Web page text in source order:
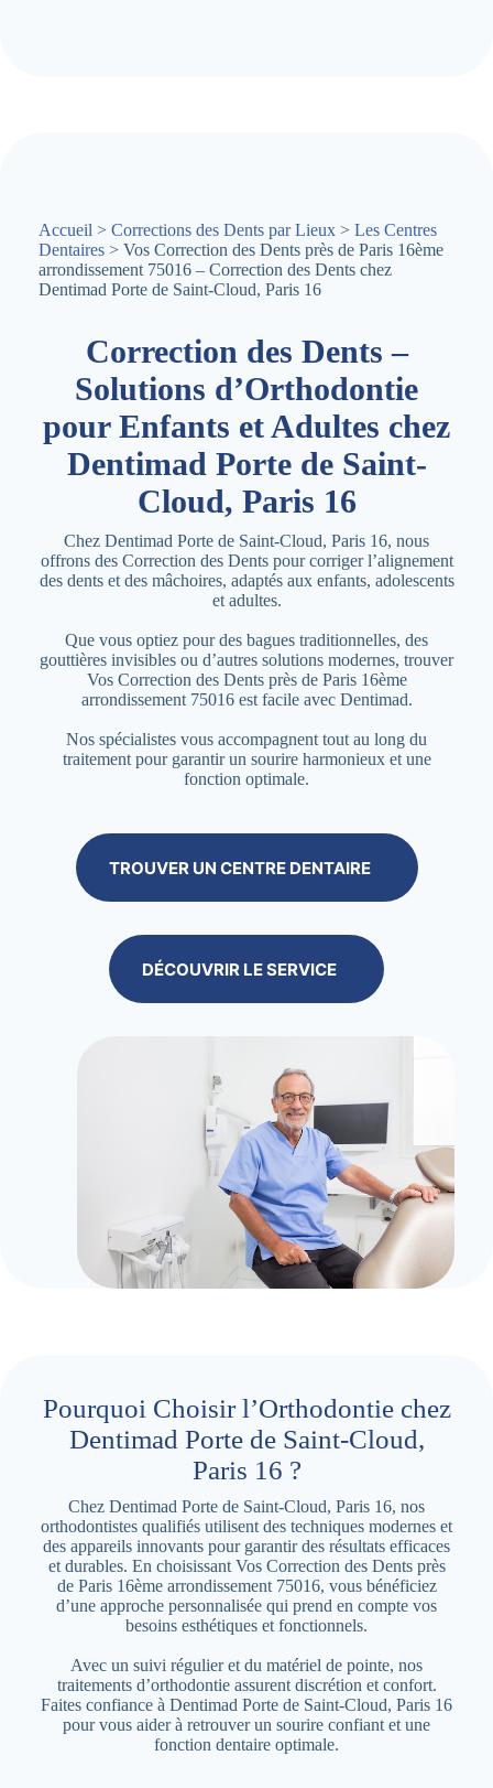
Accueil > Corrections des Dents par Lieux > Les Centres
Dentaires > Vos Correction des Dents près de Paris 16ème
arrondissement 75016 – Correction des Dents chez
Dentimad Porte de Saint-Cloud, Paris 16
Correction des Dents –
Solutions d’Orthodontie
pour Enfants et Adultes chez
Dentimad Porte de Saint-
Cloud, Paris 16
Chez Dentimad Porte de Saint-Cloud, Paris 16, nous
offrons des Correction des Dents pour corriger l’alignement
des dents et des mâchoires, adaptés aux enfants, adolescents
et adultes.
Que vous optiez pour des bagues traditionnelles, des
gouttières invisibles ou d’autres solutions modernes, trouver
Vos Correction des Dents près de Paris 16ème
arrondissement 75016 est facile avec Dentimad.
Nos spécialistes vous accompagnent tout au long du
traitement pour garantir un sourire harmonieux et une
fonction optimale.
TROUVER UN CENTRE DENTAIRE
DÉCOUVRIR LE SERVICE
Pourquoi Choisir l’Orthodontie chez
Dentimad Porte de Saint-Cloud,
Paris 16 ?
Chez Dentimad Porte de Saint-Cloud, Paris 16, nos
orthodontistes qualifiés utilisent des techniques modernes et
des appareils innovants pour garantir des résultats efficaces
et durables. En choisissant Vos Correction des Dents près
de Paris 16ème arrondissement 75016, vous bénéficiez
d’une approche personnalisée qui prend en compte vos
besoins esthétiques et fonctionnels.
Avec un suivi régulier et du matériel de pointe, nos
traitements d’orthodontie assurent discrétion et confort.
Faites confiance à Dentimad Porte de Saint-Cloud, Paris 16
pour vous aider à retrouver un sourire confiant et une
fonction dentaire optimale.